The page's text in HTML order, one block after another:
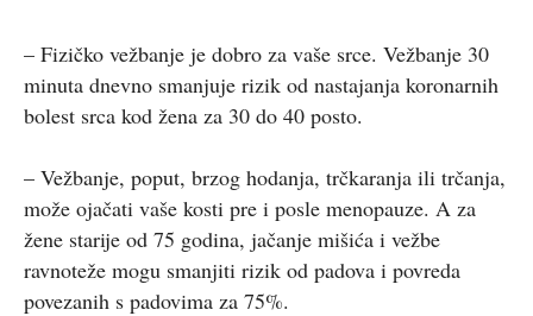
– Fizičko vežbanje je dobro za vaše srce. Vežbanje 30
minuta dnevno smanjuje rizik od nastajanja koronarnih
bolest srca kod žena za 30 do 40 posto.
– Vežbanje, poput, brzog hodanja, trčkaranja ili trčanja,
može ojačati vaše kosti pre i posle menopauze. A za
žene starije od 75 godina, jačanje mišića i vežbe
ravnoteže mogu smanjiti rizik od padova i povreda
povezanih s padovima za 75%.